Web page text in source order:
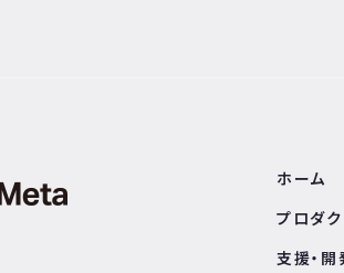
ホーム
プロダク
支援・開